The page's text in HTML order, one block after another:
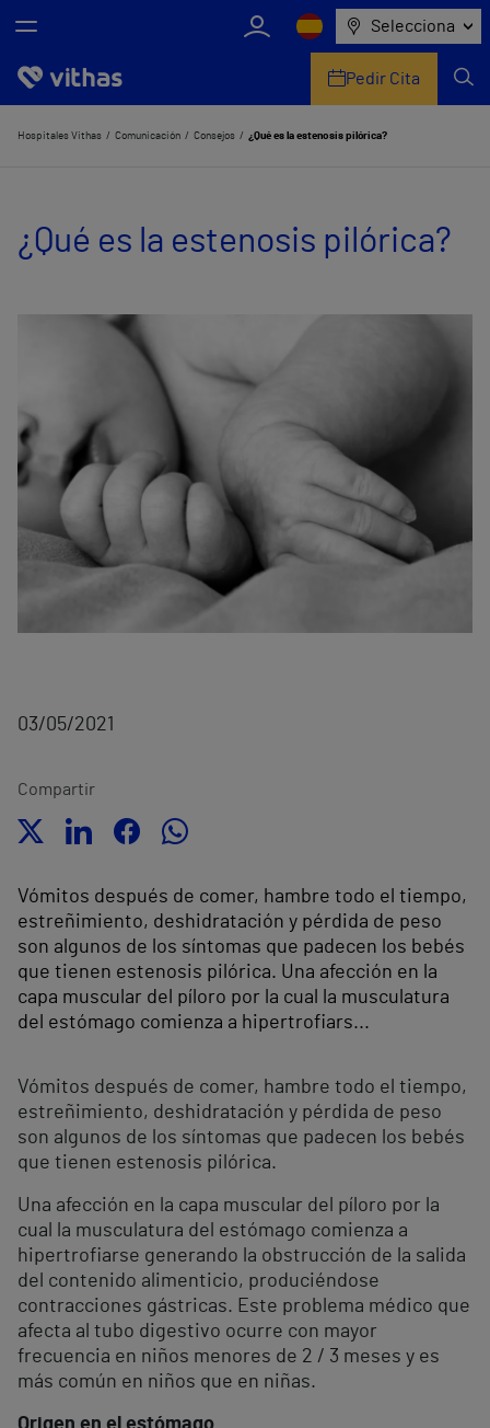
Selecciona
Nosotros
Servicios de salud
Pedir Cita
Hospitales Vithas Comunicación Consejos ¿Qué es la estenosis pilórica?
¿Qué es la estenosis pilórica?
03/05/2021
Compartir
Vómitos después de comer, hambre todo el tiempo,
estreñimiento, deshidratación y pérdida de peso
son algunos de los síntomas que padecen los bebés
que tienen estenosis pilórica. Una afección en la
capa muscular del píloro por la cual la musculatura
del estómago comienza a hipertrofiars...
Vómitos después de comer, hambre todo el tiempo,
estreñimiento, deshidratación y pérdida de peso
son algunos de los síntomas que padecen los bebés
que tienen estenosis pilórica.
Una afección en la capa muscular del píloro por la
cual la musculatura del estómago comienza a
hipertrofiarse generando la obstrucción de la salida
del contenido alimenticio, produciéndose
contracciones gástricas. Este problema médico que
afecta al tubo digestivo ocurre con mayor
frecuencia en niños menores de 2 / 3 meses y es
más común en niños que en niñas.